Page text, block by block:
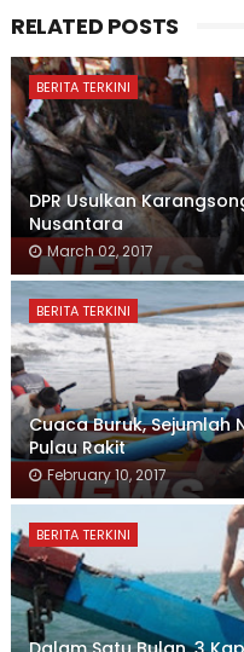
RELATED POSTS
BERITA TERKINI
DPR Usulkan
Nusantara
March 02, 2017
BERITA TERKINI
Cuaca Buruk, Sejumlah
Pulau Rakit
February 10, 2017
BERITA TERKINI